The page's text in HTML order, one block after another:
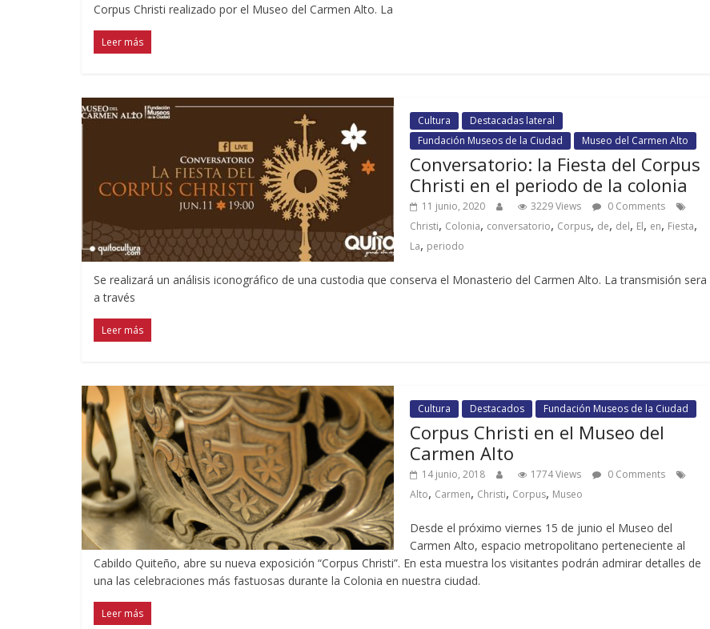
Corpus Christi realizado por el Museo del Carmen Alto. La
Leer más
Cultura
Destacadas lateral
Fundación Museos de la Ciudad
Museo del Carmen Alto
Conversatorio: la Fiesta del Corpus
Christi en el periodo de la colonia
11 junio, 2020 3229 Views
0 Comments
Christi, Colonia, conversatorio, Corpus, de, del, El, en, Fiesta,
La, periodo
Se realizará un análisis iconográfico de una custodia que conserva el Monasterio del Carmen Alto. La transmisión sera
a través
Leer más
Cultura Destacados Fundación Museos de la Ciudad
Corpus Christi en el Museo del
Carmen Alto
14 junio, 2018 1774 Views
0 Comments
Alto, Carmen, Christi, Corpus, Museo
Desde el próximo viernes 15 de junio el Museo del
Carmen Alto, espacio metropolitano perteneciente al
Cabildo Quiteño, abre su nueva exposición “Corpus Christi”. En esta muestra los visitantes podrán admirar detalles de
una las celebraciones más fastuosas durante la Colonia en nuestra ciudad.
Leer más